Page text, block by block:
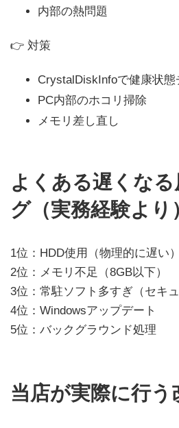
内部の熱問題
👉 対策
CrystalDiskInfoで健康状態
PC内部のホコリ掃除
メモリ差し直し
よくある遅くな
グ（実務経験より
1位：HDD使用（物理的に遅い）
2位：メモリ不足（8GB以下）
3位：常駐ソフト多すぎ（セキ
4位：Windowsアップデート
5位：バックグラウンド処理
当店が実際に行う